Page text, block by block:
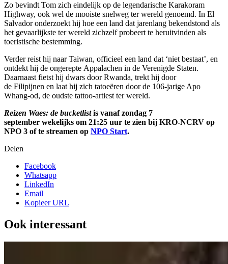
Zo bevindt Tom zich eindelijk op de legendarische Karakoram
Highway, ook wel de mooiste snelweg ter wereld genoemd. In El
Salvador onderzoekt hij hoe een land dat jarenlang bekendstond als
het gevaarlijkste ter wereld zichzelf probeert te heruitvinden als
toeristische bestemming.
Verder reist hij naar Taiwan, officieel een land dat ‘niet bestaat’, en
ontdekt hij de ongerepte Appalachen in de Verenigde Staten.
Daarnaast fietst hij dwars door Rwanda, trekt hij door
de Filipijnen en laat hij zich tatoeëren door de 106-jarige Apo
Whang-od, de oudste tattoo-artiest ter wereld.
Reizen Waes: de bucketlistis vanaf zondag 7
september wekelijks om 21:25 uur te zien bij KRO-NCRV op
NPO 3 of te streamen op NPO Start.
Delen
Facebook
Whatsapp
LinkedIn
Email
Kopieer URL
Ook interessant